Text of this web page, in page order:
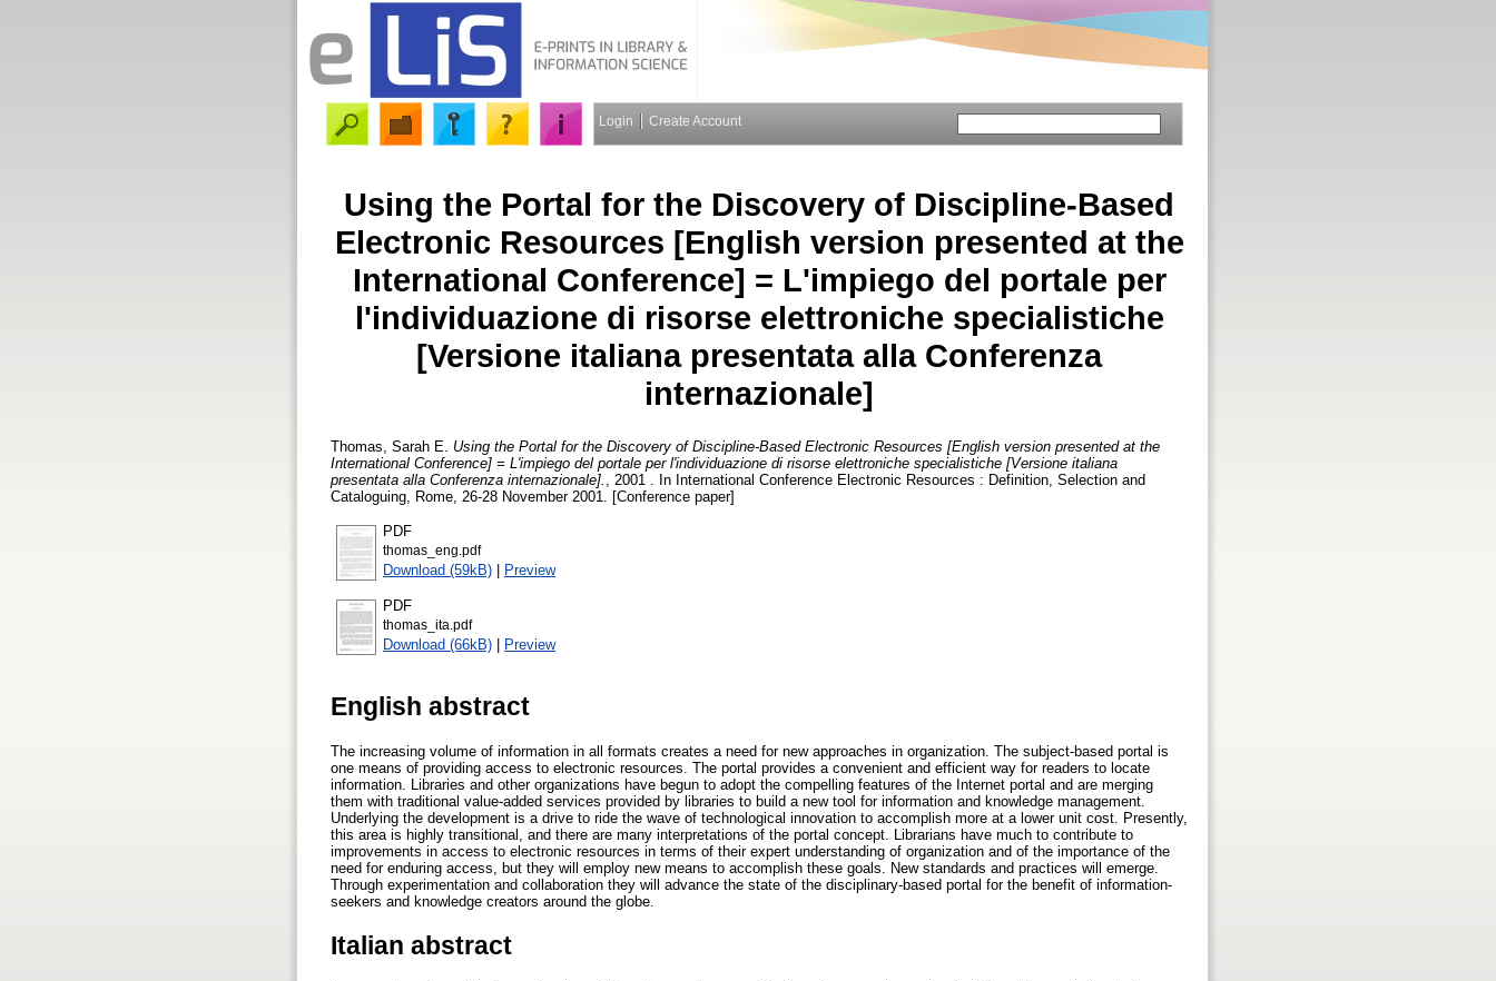
Login Create Account
Using the Portal for the Discovery of Discipline-Based
Electronic Resources [English version presented at the
International Conference] = L'impiego del portale per
l'individuazione di risorse elettroniche specialistiche
[Versione italiana presentata alla Conferenza
internazionale]
Thomas, Sarah E.
Using the Portal for the Discovery of Discipline-Based Electronic Resources [English version presented at the
International Conference] = L'impiego del portale per l'individuazione di risorse elettroniche specialistiche [Versione italiana
presentata alla Conferenza internazionale].
, 2001 . In International Conference Electronic Resources : Definition, Selection and
Cataloguing, Rome, 26-28 November 2001. [Conference paper]
PDF
thomas_eng.pdf
Download (59kB) | Preview
PDF
thomas_ita.pdf
Download (66kB) | Preview
English abstract
The increasing volume of information in all formats creates a need for new approaches in organization. The subject-based portal is
one means of providing access to electronic resources. The portal provides a convenient and efficient way for readers to locate
information. Libraries and other organizations have begun to adopt the compelling features of the Internet portal and are merging
them with traditional value-added services provided by libraries to build a new tool for information and knowledge management.
Underlying the development is a drive to ride the wave of technological innovation to accomplish more at a lower unit cost. Presently,
this area is highly transitional, and there are many interpretations of the portal concept. Librarians have much to contribute to
improvements in access to electronic resources in terms of their expert understanding of organization and of the importance of the
need for enduring access, but they will employ new means to accomplish these goals. New standards and practices will emerge.
Through experimentation and collaboration they will advance the state of the disciplinary-based portal for the benefit of information-
seekers and knowledge creators around the globe.
Italian abstract